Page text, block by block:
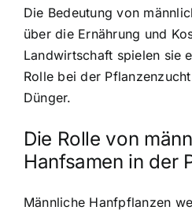
Die Bedeutung von
über die Ernährung und
Landwirtschaft spielen sie
Rolle bei der
Dünger.
Die Rolle von
Hanfsamen in der
Männliche Hanfpflanzen